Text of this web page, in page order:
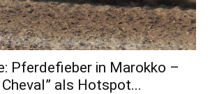
Pferdefieber in Marokko –
Cheval” als Hotspot...